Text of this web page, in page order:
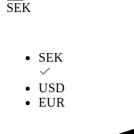
SEK
SEK
USD
EUR